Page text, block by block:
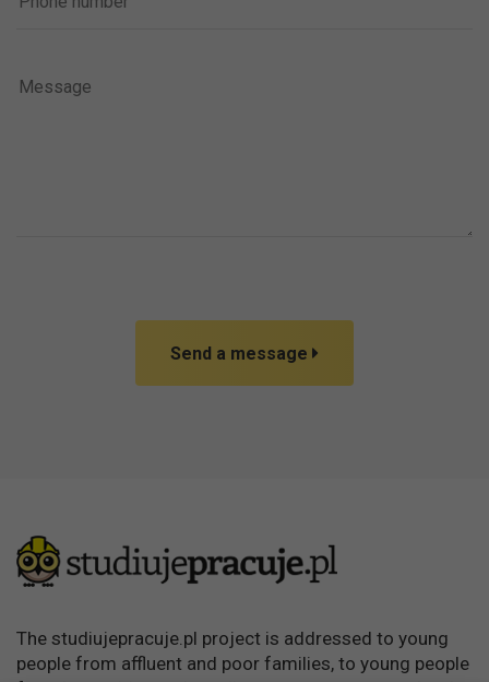
Send a message
The studiujepracuje.pl project is addressed to young
people from affluent and poor families, to young people